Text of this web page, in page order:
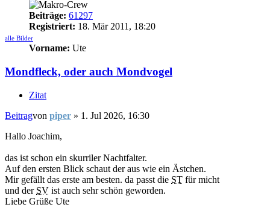
Beiträge: 61297
Registriert: 18. Mär 2011, 18:20
alle Bilder
Vorname: Ute
Mondfleck, oder auch Mondvogel
Zitat
Beitragvon piper » 1. Jul 2026, 16:30
Hallo Joachim,
das ist schon ein skurriler Nachtfalter.
Auf den ersten Blick schaut der aus wie ein Ästchen.
Mir gefällt das erste am besten. da passt die ST für micht
und der SV ist auch sehr schön geworden.
Liebe Grüße Ute